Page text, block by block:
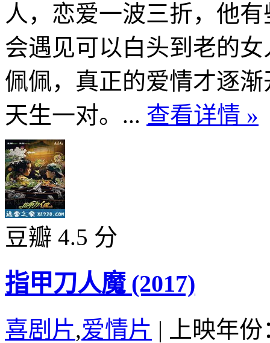
人，恋爱一波三折，他
会遇见可以白头到老的
佩佩，真正的爱情才逐
天生一对。... 查看详情 »
豆瓣 4.5 分
指甲刀人魔 (2017)
喜剧片,爱情片 |
上映年